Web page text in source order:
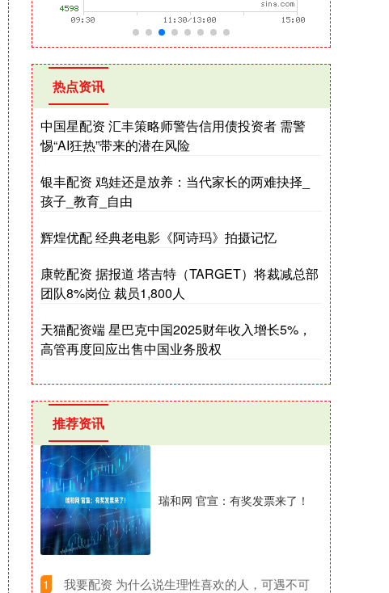
热点资讯
中国星配资 汇丰策略师警告信用债投资者 需警
惕“AI狂热”带来的潜在风险
银丰配资 鸡娃还是放养：当代家长的两难抉择_
孩子_教育_自由
辉煌优配 经典老电影《阿诗玛》拍摄记忆
康乾配资 据报道 塔吉特（TARGET）将裁减总部
团队8%岗位 裁员1,800人
天猫配资端 星巴克中国2025财年收入增长5%，
高管再度回应出售中国业务股权
推荐资讯
瑞和网 官宣：有奖发票来了！
1
​我要配资 为什么说生理性喜欢的人，可遇不可